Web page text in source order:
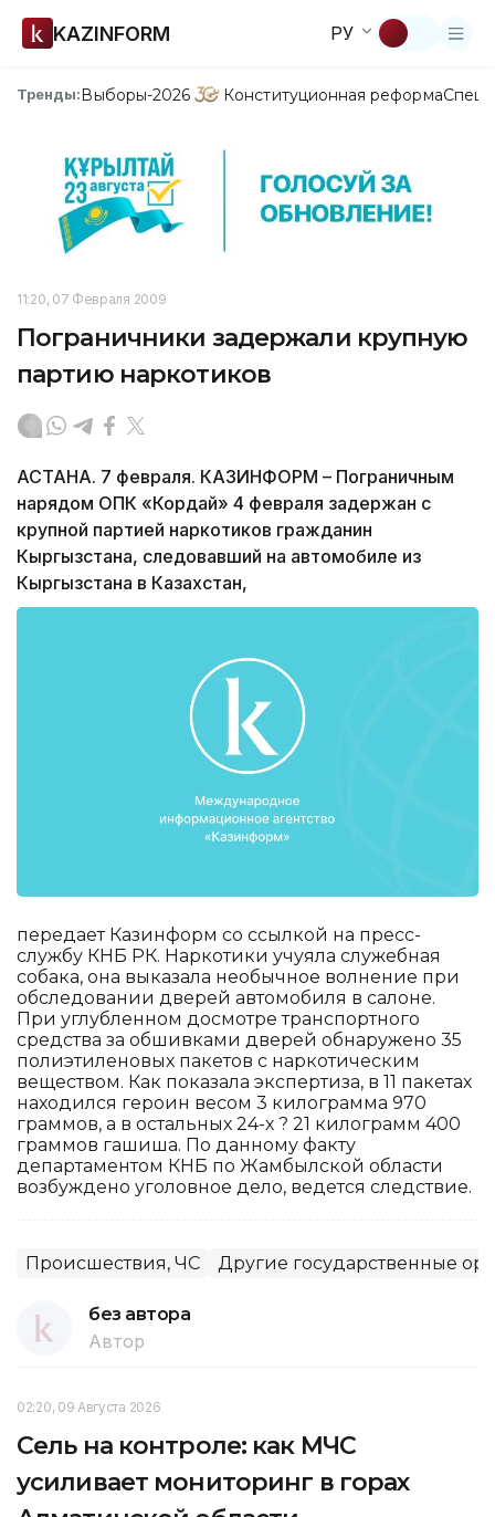
KAZINFORM РУ
Тренды:Выборы-2026 Конституционная реформа
11:20, 07 Февраля 2009
Пограничники задержали крупную
партию наркотиков
АСТАНА. 7 февраля. КАЗИНФОРМ – Пограничным
нарядом ОПК «Кордай» 4 февраля задержан с
крупной партией наркотиков гражданин
Кыргызстана, следовавший на автомобиле из
Кыргызстана в Казахстан,
передает Казинформ со ссылкой на пресс-
службу КНБ РК. Наркотики учуяла служебная
собака, она выказала необычное волнение при
обследовании дверей автомобиля в салоне.
При углубленном досмотре транспортного
средства за обшивками дверей обнаружено 35
полиэтиленовых пакетов с наркотическим
веществом. Как показала экспертиза, в 11 пакетах
находился героин весом 3 килограмма 970
граммов, а в остальных 24-х ? 21 килограмм 400
граммов гашиша. По данному факту
департаментом КНБ по Жамбылской области
возбуждено уголовное дело, ведется следствие.
Происшествия, ЧС Другие государственные
без автора
Автор
02:20, 09 Августа 2026
Сель на контроле: как МЧС
усиливает мониторинг в горах